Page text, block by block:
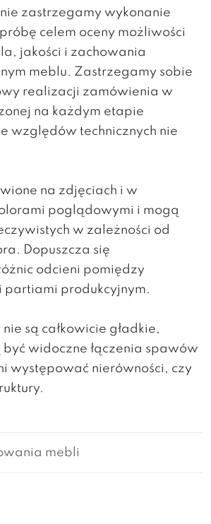
zastrzegamy wykonanie
celem oceny możliwości
jakości i zachowania
meblu. Zastrzegamy sobie
realizacji zamówienia w
na każdym etapie
względów technicznych nie
na zdjęciach i w
poglądowymi i mogą
w zależności od
Dopuszcza się
odcieni pomiędzy
partiami produkcyjnym.
są całkowicie gładkie,
widoczne łączenia spawów
występować nierówności, czy
mebli